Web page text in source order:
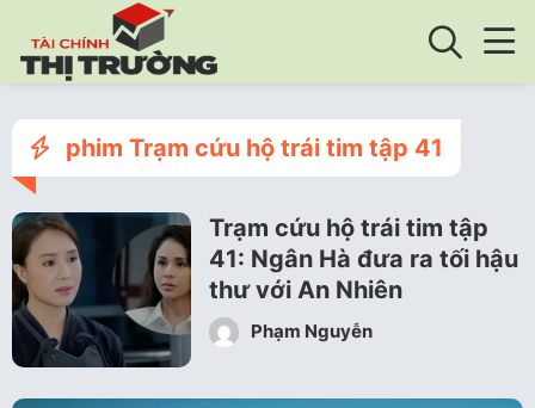
phim Trạm cứu hộ trái tim tập 41
Trạm cứu hộ trái tim tập
41: Ngân Hà đưa ra tối hậu
thư với An Nhiên
Phạm Nguyễn